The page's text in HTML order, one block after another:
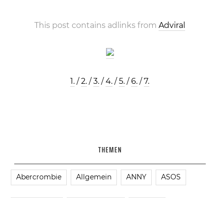
This post contains adlinks fromAdviral
1. /2. /3. /4. /5. /6. /7.
THEMEN
Abercrombie Allgemein ANNY ASOS